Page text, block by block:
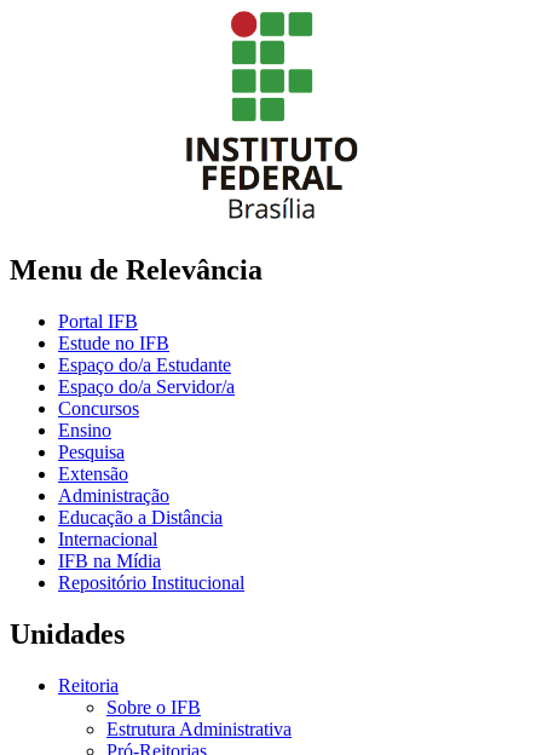
Menu de Relevância
Portal IFB
Estude no IFB
Espaço do/a Estudante
Espaço do/a Servidor/a
Concursos
Ensino
Pesquisa
Extensão
Administração
Educação a Distância
Internacional
IFB na Mídia
Repositório Institucional
Unidades
Reitoria
Sobre o IFB
Estrutura Administrativa
Pró-Reitorias